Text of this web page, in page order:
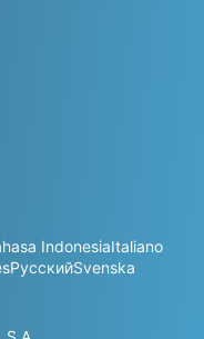
IndonesiaItaliano
РусскийSvenska